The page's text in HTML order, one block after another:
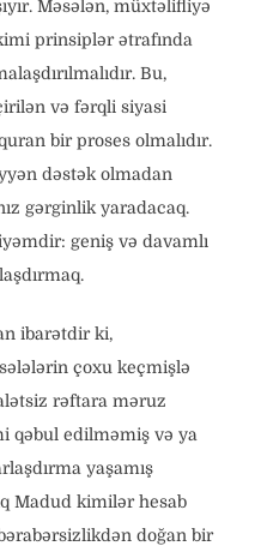
Məsələn, müxtəlifliyə
prinsiplər ətrafında
Bu,
və fərqli siyasi
bir proses olmalıdır.
dəstək olmadan
gərginlik yaradacaq.
geniş və davamlı
ibarətdir ki,
çoxu keçmişlə
rəftara məruz
qəbul edilməmiş və ya
yaşamış
Madud kimilər hesab
doğan bir